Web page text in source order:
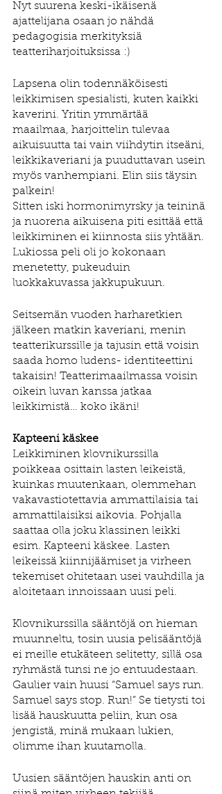
Nyt suurena keski-ikäisenä
ajattelijana osaan jo nähdä
pedagogisia merkityksiä
teatteriharjoituksissa :)
Lapsena olin todennäköisesti
leikkimisen spesialisti, kuten kaikki
kaverini. Yritin ymmärtää
maailmaa, harjoittelin tulevaa
aikuisuutta tai vain viihdytin itseäni,
leikkikaveriani ja puuduttavan usein
myös vanhempiani. Elin siis täysin
palkein!
Sitten iski hormonimyrsky ja teininä
ja nuorena aikuisena piti esittää että
leikkiminen ei kiinnosta siis yhtään.
Lukiossa peli oli jo kokonaan
menetetty, pukeuduin
luokkakuvassa jakkupukuun.
Seitsemän vuoden harharetkien
jälkeen matkin kaveriani, menin
teatterikurssille ja tajusin että voisin
saada homo ludens- identiteettini
takaisin! Teatterimaailmassa voisin
oikein luvan kanssa jatkaa
leikkimistä… koko ikäni!
Kapteeni käskee
Leikkiminen klovnikurssilla
poikkeaa osittain lasten leikeistä,
kuinkas muutenkaan, olemmehan
vakavastiotettavia ammattilaisia tai
ammattilaisiksi aikovia. Pohjalla
saattaa olla joku klassinen leikki
esim. Kapteeni käskee. Lasten
leikeissä kiinnijäämiset ja virheen
tekemiset ohitetaan usei vauhdilla ja
aloitetaan innoissaan uusi peli.
Klovnikurssilla sääntöjä on hieman
muunneltu, tosin uusia pelisääntöjä
ei meille etukäteen selitetty, sillä osa
ryhmästä tunsi ne jo entuudestaan.
Gaulier vain huusi “Samuel says run.
Samuel says stop. Run!” Se tietysti toi
lisää hauskuutta peliin, kun osa
jengistä, minä mukaan lukien,
olimme ihan kuutamolla.
Uusien sääntöjen hauskin anti on